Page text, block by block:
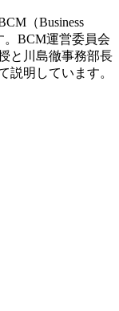
（Business
。BCM運営委員会
と川島徹事務部長
説明しています。